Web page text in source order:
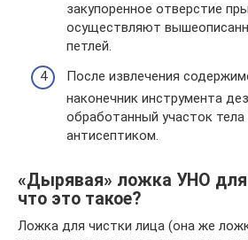
закупоренное отверстие
осуществляют
петлей.
После извлечения
наконечник инструмента
обработанный участок
антисептиком.
«Дырявая» ложка УНО для
что это такое?
Ложка для чистки лица (она же